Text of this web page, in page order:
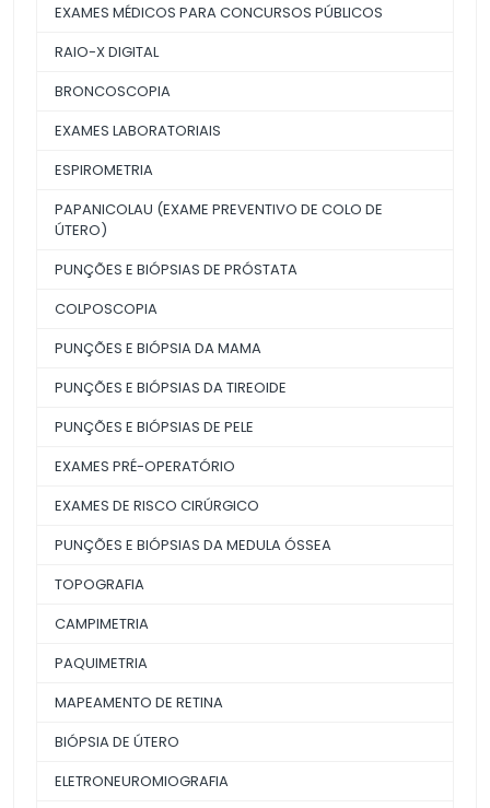
EXAMES MÉDICOS PARA CONCURSOS PÚBLICOS
RAIO-X DIGITAL
BRONCOSCOPIA
EXAMES LABORATORIAIS
ESPIROMETRIA
PAPANICOLAU (EXAME PREVENTIVO DE COLO DE
ÚTERO)
PUNÇÕES E BIÓPSIAS DE PRÓSTATA
COLPOSCOPIA
PUNÇÕES E BIÓPSIA DA MAMA
PUNÇÕES E BIÓPSIAS DA TIREOIDE
PUNÇÕES E BIÓPSIAS DE PELE
EXAMES PRÉ-OPERATÓRIO
EXAMES DE RISCO CIRÚRGICO
PUNÇÕES E BIÓPSIAS DA MEDULA ÓSSEA
TOPOGRAFIA
CAMPIMETRIA
PAQUIMETRIA
MAPEAMENTO DE RETINA
BIÓPSIA DE ÚTERO
ELETRONEUROMIOGRAFIA